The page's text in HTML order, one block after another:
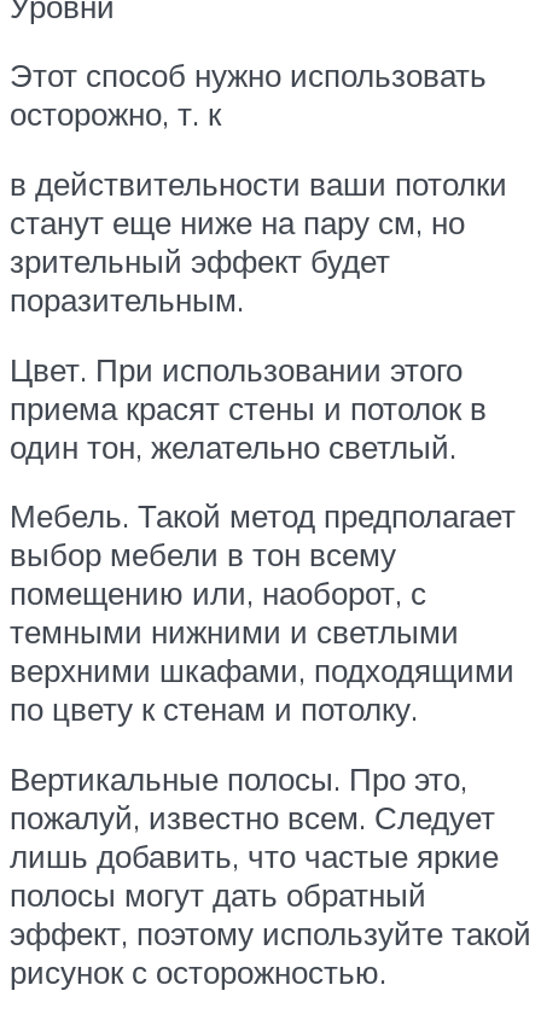
Этот способ нужно использовать
осторожно, т. к
в действительности ваши потолки
станут еще ниже на пару см, но
зрительный эффект будет
поразительным.
Цвет. При использовании этого
приема красят стены и потолок в
один тон, желательно светлый.
Мебель. Такой метод предполагает
выбор мебели в тон всему
помещению или, наоборот, с
темными нижними и светлыми
верхними шкафами, подходящими
по цвету к стенам и потолку.
Вертикальные полосы. Про это,
пожалуй, известно всем. Следует
лишь добавить, что частые яркие
полосы могут дать обратный
эффект, поэтому используйте такой
рисунок с осторожностью.